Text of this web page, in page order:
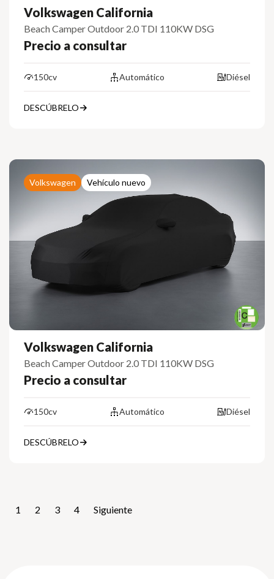
Volkswagen California
Beach Camper Outdoor 2.0 TDI 110KW DSG
Precio a consultar
150cv Automático Diésel
DESCÚBRELO
Volkswagen Vehículo nuevo
Volkswagen California
Beach Camper Outdoor 2.0 TDI 110KW DSG
Precio a consultar
150cv Automático Diésel
DESCÚBRELO
1 2 3 4 Siguiente